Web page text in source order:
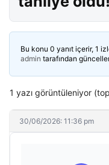
Bu konu 0 yanıt içerir, 1
admin tarafından
1 yazı görüntüleniyor
30/06/2026: 11:36 pm